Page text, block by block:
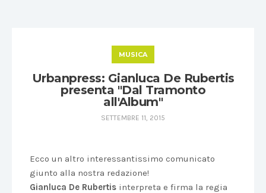
MUSICA
Urbanpress: Gianluca De Rubertis
presenta "Dal Tramonto
all'Album"
SETTEMBRE 11, 2015
Ecco un altro interessantissimo comunicato
giunto alla nostra redazione!
Gianluca De Rubertis interpreta e firma la regia